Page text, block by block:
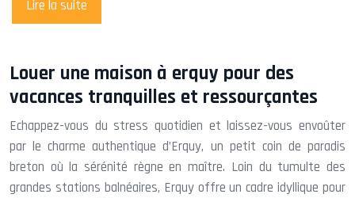
Lire la suite
Louer une maison à erquy pour des
vacances tranquilles et ressourçantes
Echappez-vous du stress quotidien et laissez-vous envoûter
par le charme authentique d’Erquy, un petit coin de paradis
breton où la sérénité règne en maître. Loin du tumulte des
grandes stations balnéaires, Erquy offre un cadre idyllique pour